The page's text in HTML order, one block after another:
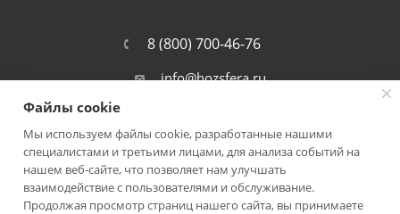
8 (800) 700-46-76
info@hozsfera.ru
301105, Тульская обл., Ленинский р-
он, пос. Ильинка, ул. Центральная, д.
19а, корп. 7
Файлы cookie
Мы используем файлы cookie, разработанные нашими
специалистами и третьими лицами, для анализа событий на
нашем веб-сайте, что позволяет нам улучшать
взаимодействие с пользователями и обслуживание.
Продолжая просмотр страниц нашего сайта, вы принимаете